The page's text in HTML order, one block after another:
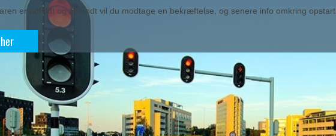
er udfyldt og afsendt vil du modtage en bekræftelse, og senere info omkring opstart.